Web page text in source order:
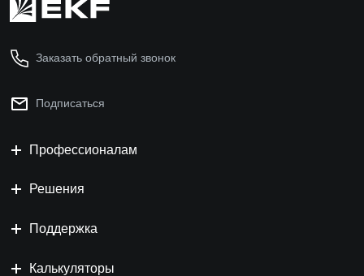
Заказать обратный звонок
Подписаться
Профессионалам
Решения
Поддержка
Калькуляторы